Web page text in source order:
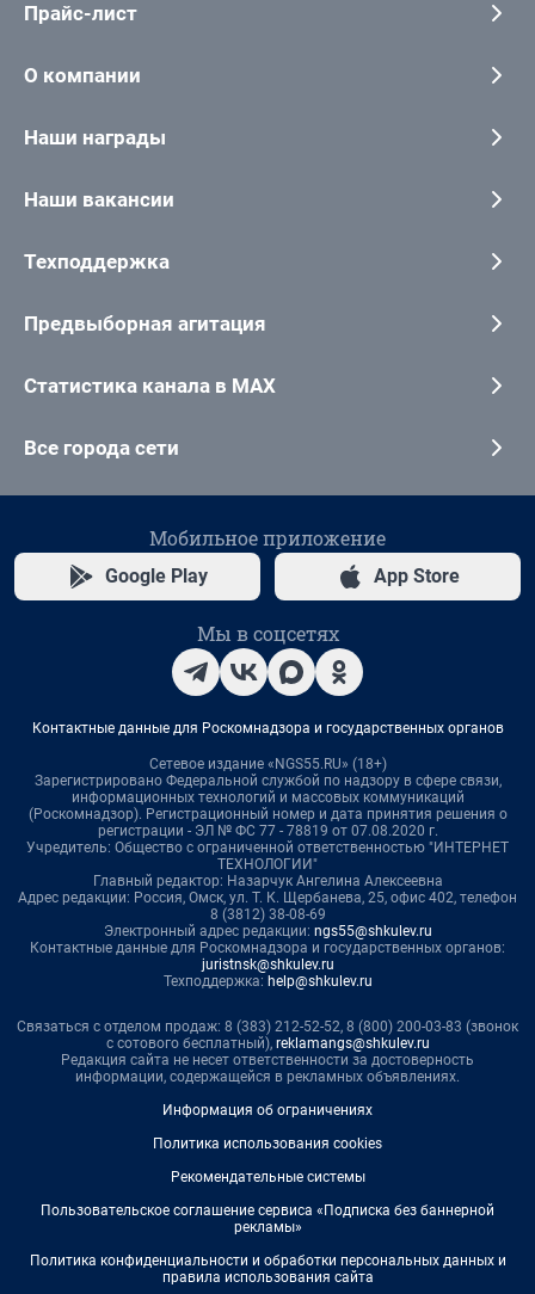
Прайс-лист
О компании
Наши награды
Наши вакансии
Техподдержка
Предвыборная агитация
Статистика канала в MAX
Все города сети
Мобильное приложение
Google Play App Store
Мы в соцсетях
Контактные данные для Роскомнадзора и государственных органов
Сетевое издание «NGS55.RU» (18+)
Зарегистрировано Федеральной службой по надзору в сфере связи,
информационных технологий и массовых коммуникаций
(Роскомнадзор). Регистрационный номер и дата принятия решения о
регистрации - ЭЛ № ФС 77 - 78819 от 07.08.2020 г.
Учредитель: Общество с ограниченной ответственностью "ИНТЕРНЕТ
ТЕХНОЛОГИИ"
Главный редактор: Назарчук Ангелина Алексеевна
Адрес редакции: Россия, Омск, ул. Т. К. Щербанева, 25, офис 402, телефон
8 (3812) 38-08-69
Электронный адрес редакции: ngs55@shkulev.ru
Контактные данные для Роскомнадзора и государственных органов:
juristnsk@shkulev.ru
Техподдержка: help@shkulev.ru
Связаться с отделом продаж: 8 (383) 212-52-52, 8 (800) 200-03-83 (звонок
с сотового бесплатный), reklamangs@shkulev.ru
Редакция сайта не несет ответственности за достоверность
информации, содержащейся в рекламных объявлениях.
Информация об ограничениях
Политика использования cookies
Рекомендательные системы
Пользовательское соглашение сервиса «Подписка без баннерной
рекламы»
Политика конфиденциальности и обработки персональных данных и
правила использования сайта